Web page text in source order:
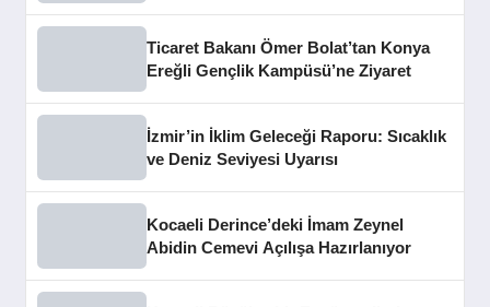
Ticaret Bakanı Ömer Bolat’tan Konya
Ereğli Gençlik Kampüsü’ne Ziyaret
İzmir’in İklim Geleceği Raporu: Sıcaklık
ve Deniz Seviyesi Uyarısı
Kocaeli Derince’deki İmam Zeynel
Abidin Cemevi Açılışa Hazırlanıyor